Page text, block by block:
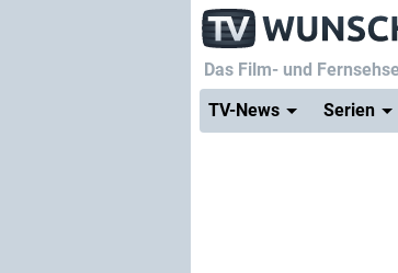
Das Film- und
TV-News
Serien